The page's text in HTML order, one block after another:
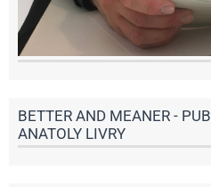
BETTER AND MEANER -
ANATOLY LIVRY